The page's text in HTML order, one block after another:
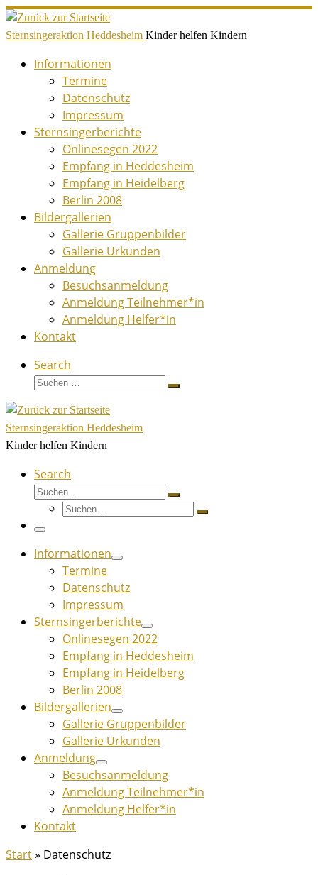
Zum
Inhalt
Sternsingeraktion Heddesheim Kinder helfen Kindern
Informationen
Termine
Datenschutz
Impressum
Sternsingerberichte
Onlinesegen 2022
Empfang in Heddesheim
Empfang in Heidelberg
Berlin 2008
Bildergallerien
Gallerie Gruppenbilder
Gallerie Urkunden
Anmeldung
Besuchsanmeldung
Anmeldung Teilnehmer*in
Anmeldung Helfer*in
Kontakt
Search
Suche
Suchen …
Sternsingeraktion Heddesheim
Kinder helfen Kindern
Search
Suche
Suchen …
Suche
Suchen …
Menü
Informationen
Termine
Datenschutz
Impressum
Sternsingerberichte
Onlinesegen 2022
Empfang in Heddesheim
Empfang in Heidelberg
Berlin 2008
Bildergallerien
Gallerie Gruppenbilder
Gallerie Urkunden
Anmeldung
Besuchsanmeldung
Anmeldung Teilnehmer*in
Anmeldung Helfer*in
Kontakt
Start» Datenschutz